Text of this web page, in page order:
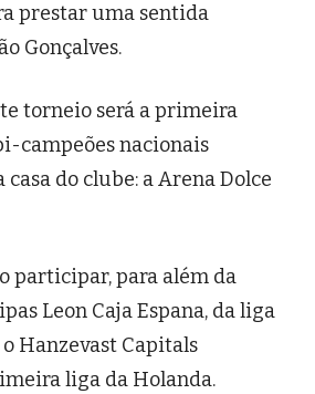
prestar uma sentida
Gonçalves.
torneio será a primeira
campeões nacionais
do clube: a Arena Dolce
participar, para além da
Leon Caja Espana, da liga
o Hanzevast Capitals
liga da Holanda.